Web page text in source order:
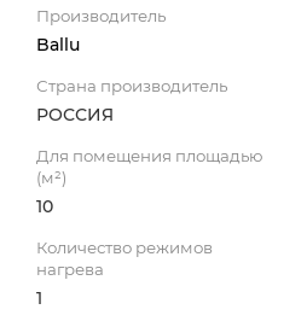
Производитель
Ballu
Страна производитель
РОССИЯ
Для помещения площадью
(м²)
10
Количество режимов
нагрева
1